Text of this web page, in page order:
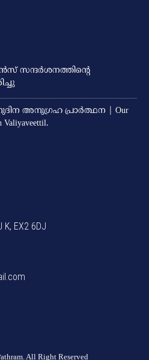
സന്ദര്‍ശനത്തിന്റെ
അനുഗ്രഹ പ്രാർത്ഥന | Our
Valiyaveettil.
K, EX2 6DJ
All Right Reserved